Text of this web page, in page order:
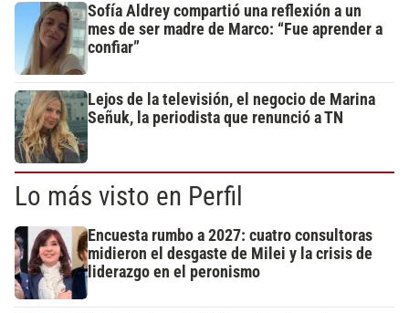
Sofía Aldrey compartió una reflexión a un
mes de ser madre de Marco: “Fue aprender a
confiar”
Lejos de la televisión, el negocio de Marina
Señuk, la periodista que renunció a TN
Lo más visto en Perfil
Encuesta rumbo a 2027: cuatro consultoras
midieron el desgaste de Milei y la crisis de
liderazgo en el peronismo